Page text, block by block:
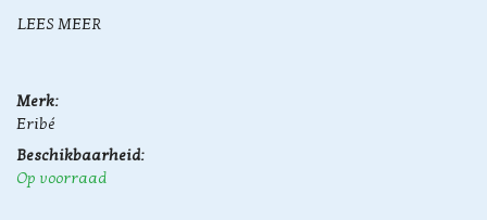
LEES MEER
Merk:
Eribé
Beschikbaarheid:
Op voorraad